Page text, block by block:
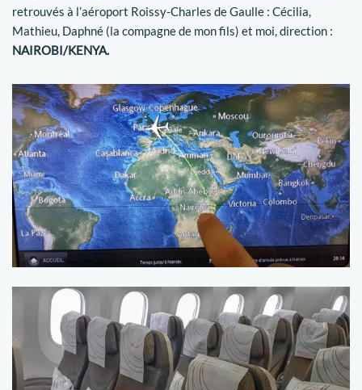
retrouvés à l’aéroport Roissy-Charles de Gaulle : Cécilia,
Mathieu, Daphné (la compagne de mon fils) et moi, direction :
NAIROBI/KENYA.